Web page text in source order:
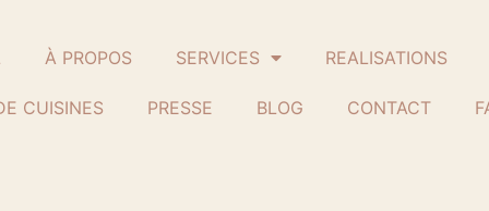
À PROPOS SERVICES REALISATIONS
CUISINES PRESSE BLOG CONTACT